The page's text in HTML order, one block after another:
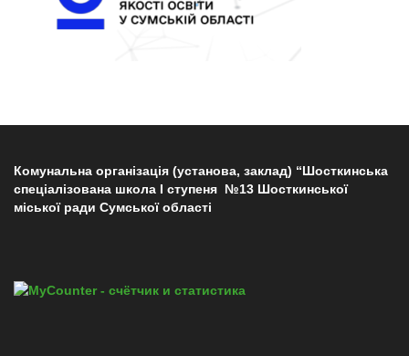
Комунальна організація (установа, заклад) “Шосткинська
спеціалізована школа І ступеня №13 Шосткинської
міської ради Сумської області